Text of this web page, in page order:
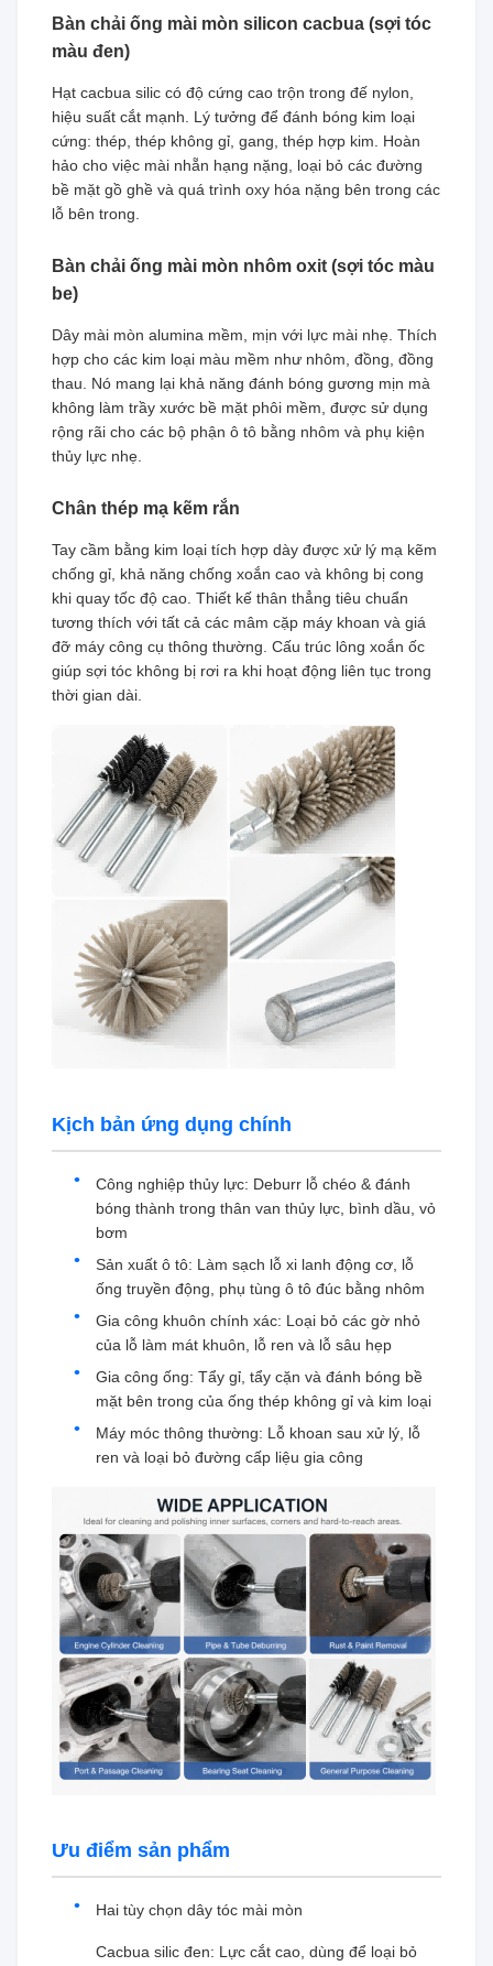
Bàn chải ống mài mòn silicon cacbua (sợi tóc
màu đen)
Hạt cacbua silic có độ cứng cao trộn trong đế nylon,
hiệu suất cắt mạnh. Lý tưởng để đánh bóng kim loại
cứng: thép, thép không gỉ, gang, thép hợp kim. Hoàn
hảo cho việc mài nhẵn hạng nặng, loại bỏ các đường
bề mặt gồ ghề và quá trình oxy hóa nặng bên trong các
lỗ bên trong.
Bàn chải ống mài mòn nhôm oxit (sợi tóc màu
be)
Dây mài mòn alumina mềm, mịn với lực mài nhẹ. Thích
hợp cho các kim loại màu mềm như nhôm, đồng, đồng
thau. Nó mang lại khả năng đánh bóng gương mịn mà
không làm trầy xước bề mặt phôi mềm, được sử dụng
rộng rãi cho các bộ phận ô tô bằng nhôm và phụ kiện
thủy lực nhẹ.
Chân thép mạ kẽm rắn
Tay cầm bằng kim loại tích hợp dày được xử lý mạ kẽm
chống gỉ, khả năng chống xoắn cao và không bị cong
khi quay tốc độ cao. Thiết kế thân thẳng tiêu chuẩn
tương thích với tất cả các mâm cặp máy khoan và giá
đỡ máy công cụ thông thường. Cấu trúc lông xoắn ốc
giúp sợi tóc không bị rơi ra khi hoạt động liên tục trong
thời gian dài.
Kịch bản ứng dụng chính
Công nghiệp thủy lực: Deburr lỗ chéo & đánh
bóng thành trong thân van thủy lực, bình dầu, vỏ
bơm
Sản xuất ô tô: Làm sạch lỗ xi ​​lanh động cơ, lỗ
ống truyền động, phụ tùng ô tô đúc bằng nhôm
Gia công khuôn chính xác: Loại bỏ các gờ nhỏ
của lỗ làm mát khuôn, lỗ ren và lỗ sâu hẹp
Gia công ống: Tẩy gỉ, tẩy cặn và đánh bóng bề
mặt bên trong của ống thép không gỉ và kim loại
Máy móc thông thường: Lỗ khoan sau xử lý, lỗ
ren và loại bỏ đường cấp liệu gia công
Ưu điểm sản phẩm
Hai tùy chọn dây tóc mài mòn
Cacbua silic đen: Lực cắt cao, dùng để loại bỏ